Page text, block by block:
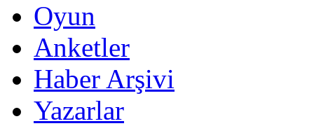
Oyun
Anketler
Haber Arşivi
Yazarlar